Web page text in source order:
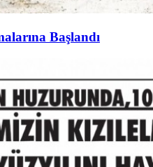
Başlandı